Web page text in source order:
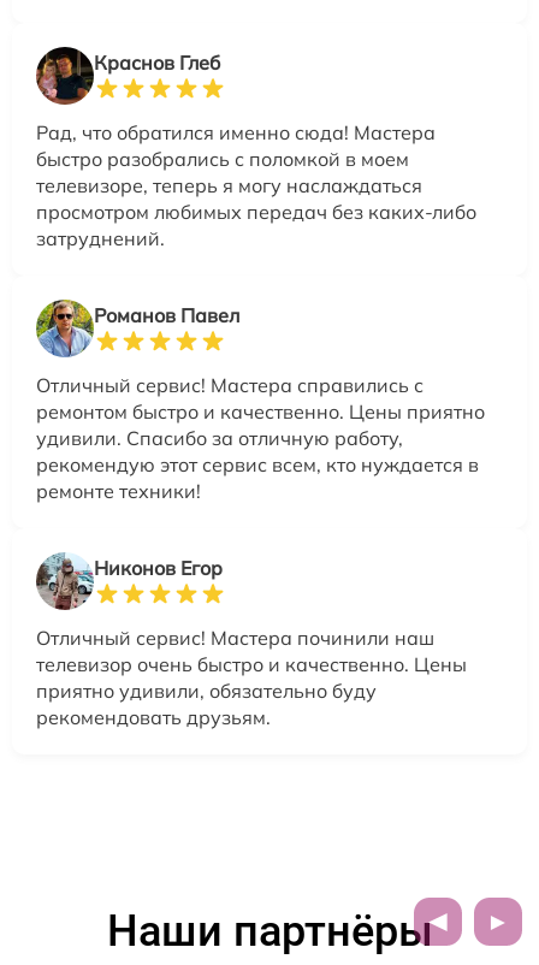
Краснов Глеб
Рад, что обратился именно сюда! Мастера
быстро разобрались с поломкой в моем
телевизоре, теперь я могу наслаждаться
просмотром любимых передач без каких-либо
затруднений.
Романов Павел
Отличный сервис! Мастера справились с
ремонтом быстро и качественно. Цены приятно
удивили. Спасибо за отличную работу,
рекомендую этот сервис всем, кто нуждается в
ремонте техники!
Никонов Егор
Отличный сервис! Мастера починили наш
телевизор очень быстро и качественно. Цены
приятно удивили, обязательно буду
рекомендовать друзьям.
Наши партнёры